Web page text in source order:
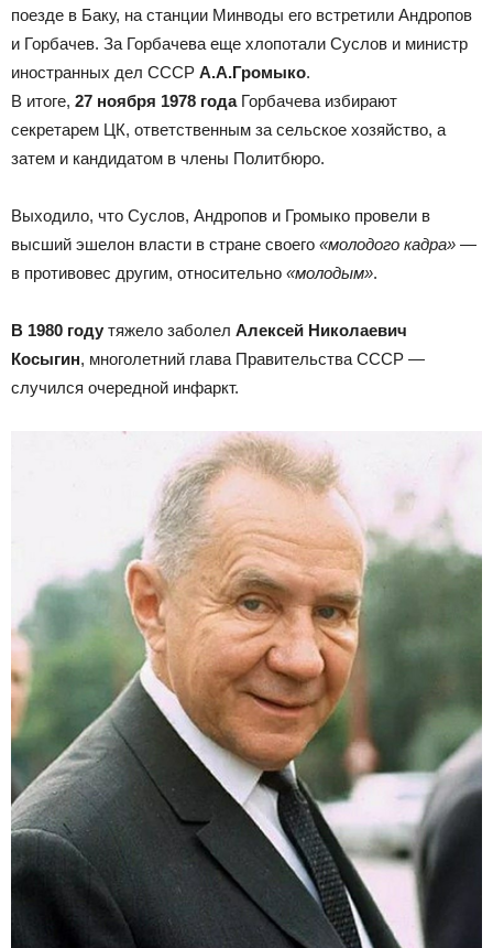
поезде в Баку, на станции Минводы его встретили Андропов
и Горбачев. За Горбачева еще хлопотали Суслов и министр
иностранных дел СССР А.А.Громыко.
В итоге, 27 ноября 1978 годаГорбачева избирают
секретарем ЦК, ответственным за сельское хозяйство, а
затем и кандидатом в члены Политбюро.
Выходило, что Суслов, Андропов и Громыко провели в
высший эшелон власти в стране своего «молодого кадра» —
в противовес другим, относительно «молодым».
В 1980 году тяжело заболел Алексей Николаевич
Косыгин, многолетний глава Правительства СССР —
случился очередной инфаркт.